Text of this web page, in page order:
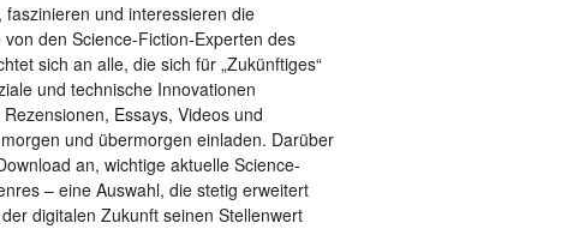
und interessieren die
den Science-Fiction-Experten des
sich an alle, die sich für „Zukünftiges“
und technische Innovationen
Essays, Videos und
und übermorgen einladen. Darüber
an, wichtige aktuelle Science-
– eine Auswahl, die stetig erweitert
digitalen Zukunft seinen Stellenwert